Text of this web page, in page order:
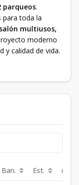
parqueos.
para toda la
multiusos,
moderno
y calidad de vida.
Ban. Est. m²